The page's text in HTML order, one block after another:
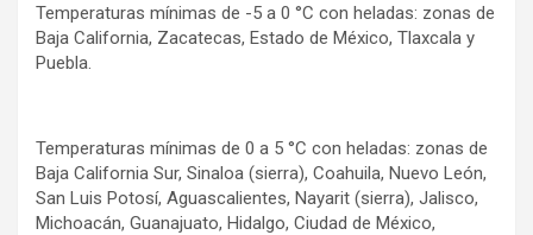
Temperaturas mínimas de -5 a 0 °C con heladas: zonas de
Baja California, Zacatecas, Estado de México, Tlaxcala y
Puebla.
Temperaturas mínimas de 0 a 5 °C con heladas: zonas de
Baja California Sur, Sinaloa (sierra), Coahuila, Nuevo León,
San Luis Potosí, Aguascalientes, Nayarit (sierra), Jalisco,
Michoacán, Guanajuato, Hidalgo, Ciudad de México,